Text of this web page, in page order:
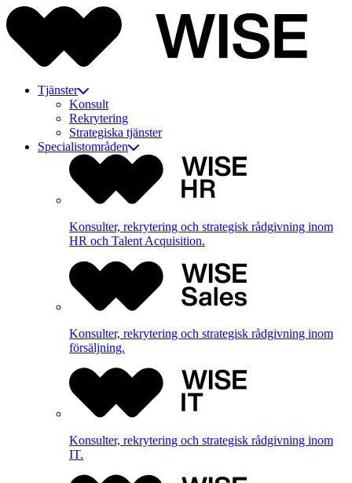
Tjänster
Konsult
Rekrytering
Strategiska tjänster
Specialistområden
Konsulter, rekrytering och strategisk rådgivning inom
HR och Talent Acquisition.
Konsulter, rekrytering och strategisk rådgivning inom
försäljning.
Konsulter, rekrytering och strategisk rådgivning inom
IT.